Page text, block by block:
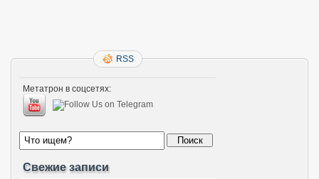
RSS
Метатрон в соцсетях:
Свежие записи